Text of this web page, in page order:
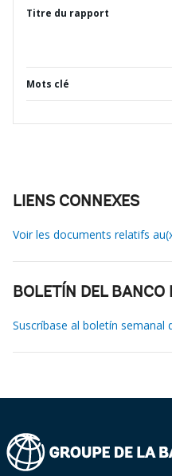
Titre du rapport
Mots clé
LIENS CONNEXES
Voir les documents relatifs
BOLETÍN DEL BANCO
Suscríbase al boletín semanal